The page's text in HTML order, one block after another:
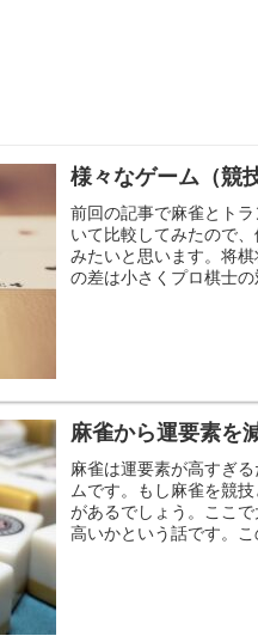
様々なゲーム（競
前回の記事で麻雀とト
いて比較してみたので
みたいと思います。将
の差は小さくプロ棋士
麻雀から運要素を
麻雀は運要素が高すぎ
ムです。もし麻雀を競
があるでしょう。ここ
高いかという話です。